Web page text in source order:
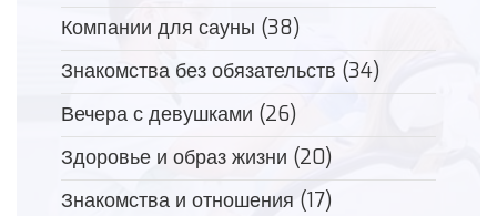
Компании для сауны (38)
Знакомства без обязательств (34)
Вечера с девушками (26)
Здоровье и образ жизни (20)
Знакомства и отношения (17)